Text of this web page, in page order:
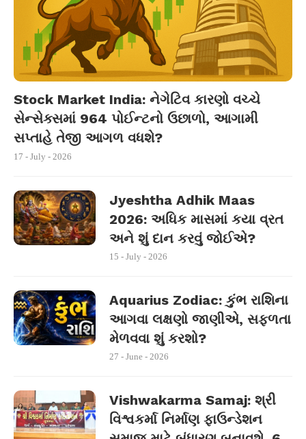
Stock Market India: નેગેટિવ કારણો વચ્ચે
સેન્સેક્સમાં 964 પોઈન્ટનો ઉછાળો, આગામી
સપ્તાહે તેજી આગળ વધશે?
17 - July - 2026
Jyeshtha Adhik Maas
2026: અધિક માસમાં કયા વ્રત
અને શું દાન કરવું જોઈએ?
15 - July - 2026
Aquarius Zodiac: કુંભ રાશિના
આગવા લક્ષણો જાણીએ, સફળતા
મેળવવા શું કરશો?
27 - June - 2026
Vishwakarma Samaj: શ્રી
વિશ્વકર્મા નિર્માણ ફાઉન્ડેશન